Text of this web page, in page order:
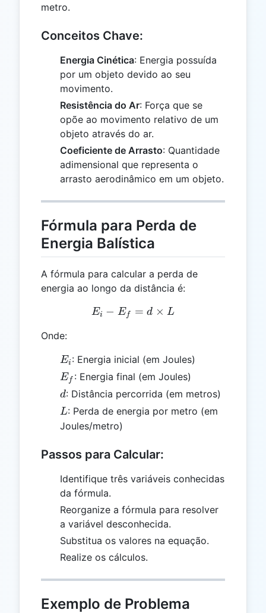
metro.
Conceitos Chave:
Energia Cinética: Energia possuída
por um objeto devido ao seu
movimento.
Resistência do Ar: Força que se
opõe ao movimento relativo de um
objeto através do ar.
Coeficiente de Arrasto: Quantidade
adimensional que representa o
arrasto aerodinâmico em um objeto.
Fórmula para Perda de
Energia Balística
A fórmula para calcular a perda de
energia ao longo da distância é:
E_i - E_f = d \times L
Ei − Ef = d × L
Onde:
E_i
Ei : Energia inicial (em Joules)
E_f
Ef : Energia final (em Joules)
d
d: Distância percorrida (em metros)
L
L: Perda de energia por metro (em
Joules/metro)
Passos para Calcular:
Identifique três variáveis conhecidas
da fórmula.
Reorganize a fórmula para resolver
a variável desconhecida.
Substitua os valores na equação.
Realize os cálculos.
Exemplo de Problema